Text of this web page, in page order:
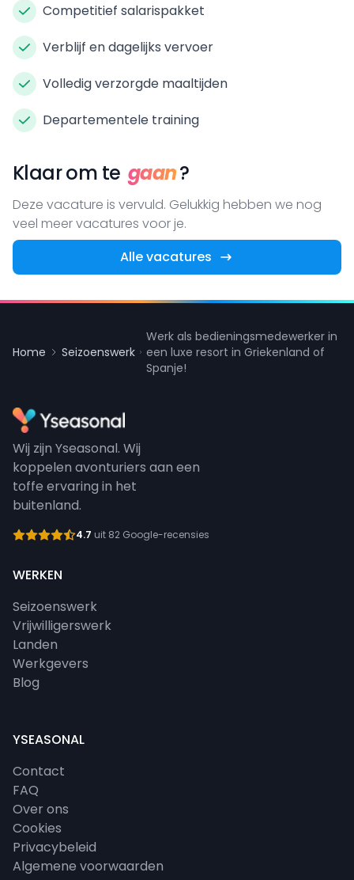
Competitief salarispakket
Verblijf en dagelijks vervoer
Volledig verzorgde maaltijden
Departementele training
Klaar om te gaan?
Deze vacature is vervuld. Gelukkig hebben we nog
veel meer vacatures voor je.
Alle vacatures
Home Seizoenswerk
Werk als bedieningsmedewerker in
een luxe resort in Griekenland of
Spanje!
Wij zijn Yseasonal. Wij
koppelen avonturiers aan een
toffe ervaring in het
buitenland.
4.7 uit 82 Google-recensies
WERKEN
Seizoenswerk
Vrijwilligerswerk
Landen
Werkgevers
Blog
YSEASONAL
Contact
FAQ
Over ons
Cookies
Privacybeleid
Algemene voorwaarden